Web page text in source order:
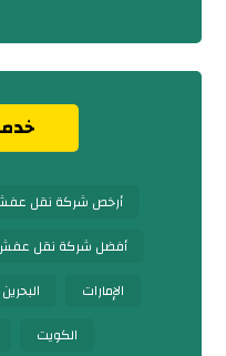
أرخص شركة نقل
أفضل شركة نقل
الإمارات
البحرين
الكويت